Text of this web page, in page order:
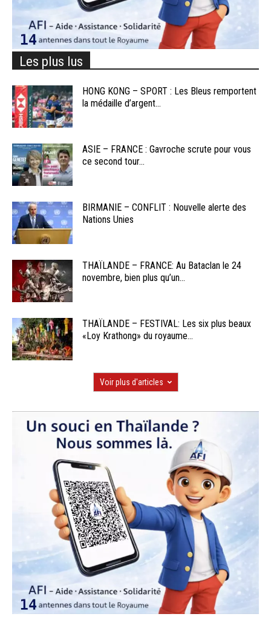
Les plus lus
HONG KONG – SPORT : Les Bleus remportent
la médaille d’argent...
ASIE – FRANCE : Gavroche scrute pour vous
ce second tour...
BIRMANIE – CONFLIT : Nouvelle alerte des
Nations Unies
THAÏLANDE – FRANCE: Au Bataclan le 24
novembre, bien plus qu’un...
THAÏLANDE – FESTIVAL: Les six plus beaux
«Loy Krathong» du royaume...
Voir plus d'articles